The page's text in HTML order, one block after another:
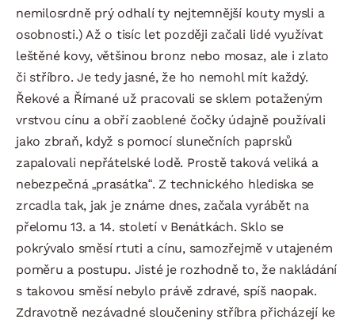
nemilosrdně prý odhalí ty nejtemnější kouty mysli a
osobnosti.) Až o tisíc let později začali lidé využívat
leštěné kovy, většinou bronz nebo mosaz, ale i zlato
či stříbro. Je tedy jasné, že ho nemohl mít každý.
Řekové a Římané už pracovali se sklem potaženým
vrstvou cínu a obří zaoblené čočky údajně používali
jako zbraň, když s pomocí slunečních paprsků
zapalovali nepřátelské lodě. Prostě taková veliká a
nebezpečná „prasátka“. Z technického hlediska se
zrcadla tak, jak je známe dnes, začala vyrábět na
přelomu 13. a 14. století v Benátkách. Sklo se
pokrývalo směsí rtuti a cínu, samozřejmě v utajeném
poměru a postupu. Jisté je rozhodně to, že nakládání
s takovou směsí nebylo právě zdravé, spíš naopak.
Zdravotně nezávadné sloučeniny stříbra přicházejí ke